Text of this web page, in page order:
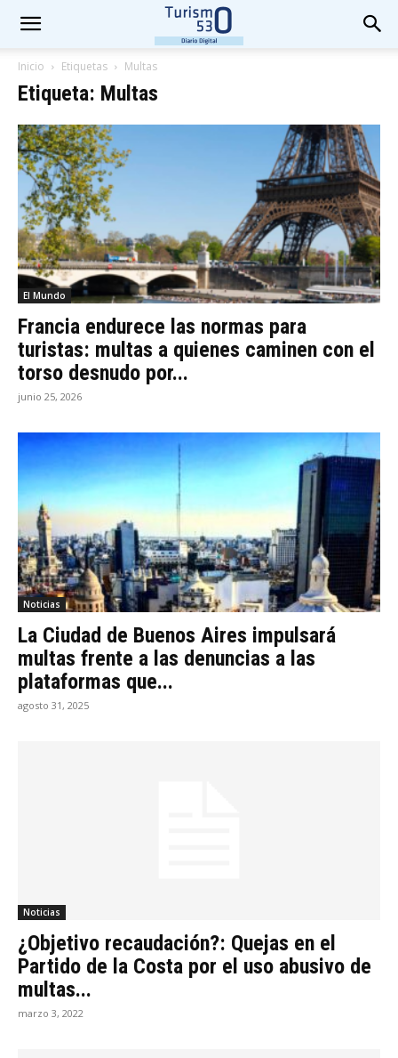
Inicio Etiquetas Multas
Etiqueta: Multas
El Mundo
Francia endurece las normas para
turistas: multas a quienes caminen con el
torso desnudo por...
junio 25, 2026
Noticias
La Ciudad de Buenos Aires impulsará
multas frente a las denuncias a las
plataformas que...
agosto 31, 2025
Noticias
¿Objetivo recaudación?: Quejas en el
Partido de la Costa por el uso abusivo de
multas...
marzo 3, 2022